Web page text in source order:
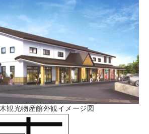
観光物産館外観イメージ図